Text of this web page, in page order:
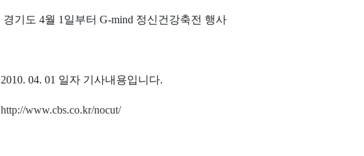
경기도 4월 1일부터 G-mind 정신건강축전 행사
2010. 04. 01 일자 기사내용입니다.
http://www.cbs.co.kr/nocut/